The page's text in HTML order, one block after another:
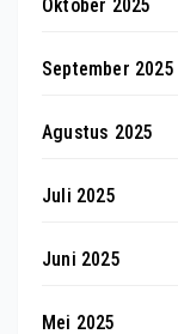
Oktober 2025
September 2025
Agustus 2025
Juli 2025
Juni 2025
Mei 2025